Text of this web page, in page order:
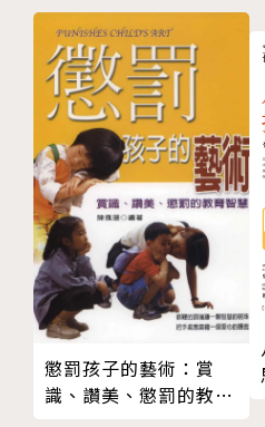
用心法，爸媽只要跟著本書
動，您也可以養出好吃好睡
第一本從懷孕到寶寶出生二
育教典
連結父母與寶寶之間的愛，
本！
本書從孕期、順產到寶寶出
部，循序漸進和您一起把握
刻，進而與寶寶建立愛的連
溝通的繆思」，分享您「如
句、實際案例」。讓所有新
受與寶貝的天倫之樂。書中
10 打造胎閨密
11 真心相信寶寶的超能力
12 用心眼觀想健康喜歡的
13 營造寶寶的生活作息
14 孕媽的手機時光
15 親餵母乳好處數不盡
16 刺激產後泌乳
17 產前準備
第二部 生產：媽媽與寶寶
１ 待產與分娩要留意的事
２ 寶寶人生第一次與人合作
３ 媽媽的心肝小寶貝要來了
第三部 產後黃金七十二個
１ 寶貝人生的第一個成就感
懲罰孩子的藝術：賞
識、讚美、懲罰的教育